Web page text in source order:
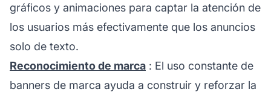
gráficos y animaciones para captar la atención de
los usuarios más efectivamente que los anuncios
solo de texto.
Reconocimiento de marca : El uso constante de
banners de marca ayuda a construir y reforzar la